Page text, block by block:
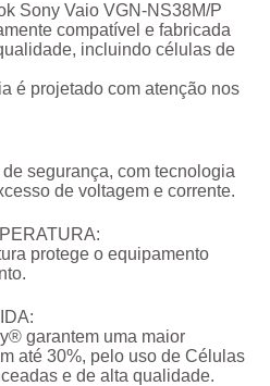
Sony Vaio VGN-NS38M/P
compatível e fabricada
incluindo células de
é projetado com atenção nos
segurança, com tecnologia
de voltagem e corrente.
protege o equipamento
garantem uma maior
até 30%, pelo uso de Células
e de alta qualidade.